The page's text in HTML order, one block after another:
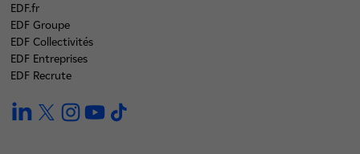
EDF.fr
EDF Groupe
EDF Collectivités
EDF Entreprises
EDF Recrute
linkedintwitterinstagramyoutube